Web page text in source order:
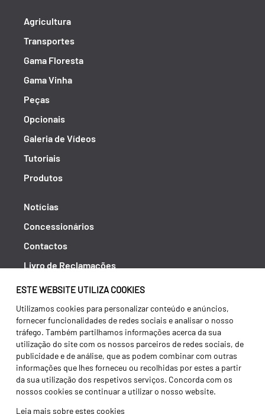
ESTE WEBSITE UTILIZA COOKIES
Utilizamos cookies para personalizar conteúdo e anúncios,
fornecer funcionalidades de redes sociais e analisar o nosso
tráfego. Também partilhamos informações acerca da sua
utilização do site com os nossos parceiros de redes sociais, de
publicidade e de análise, que as podem combinar com outras
informações que lhes forneceu ou recolhidas por estes a partir
da sua utilização dos respetivos serviços. Concorda com os
nossos cookies se continuar a utilizar o nosso website.
Leia mais sobre estes cookies
Agricultura
Transportes
Gama Floresta
Gama Vinha
Peças
Opcionais
Galeria de Vídeos
Tutoriais
Produtos
Notícias
Concessionários
Contactos
Livro de Reclamações
Política de Privacidade
Canal de Denúncias (RGPC)
Termos e condições